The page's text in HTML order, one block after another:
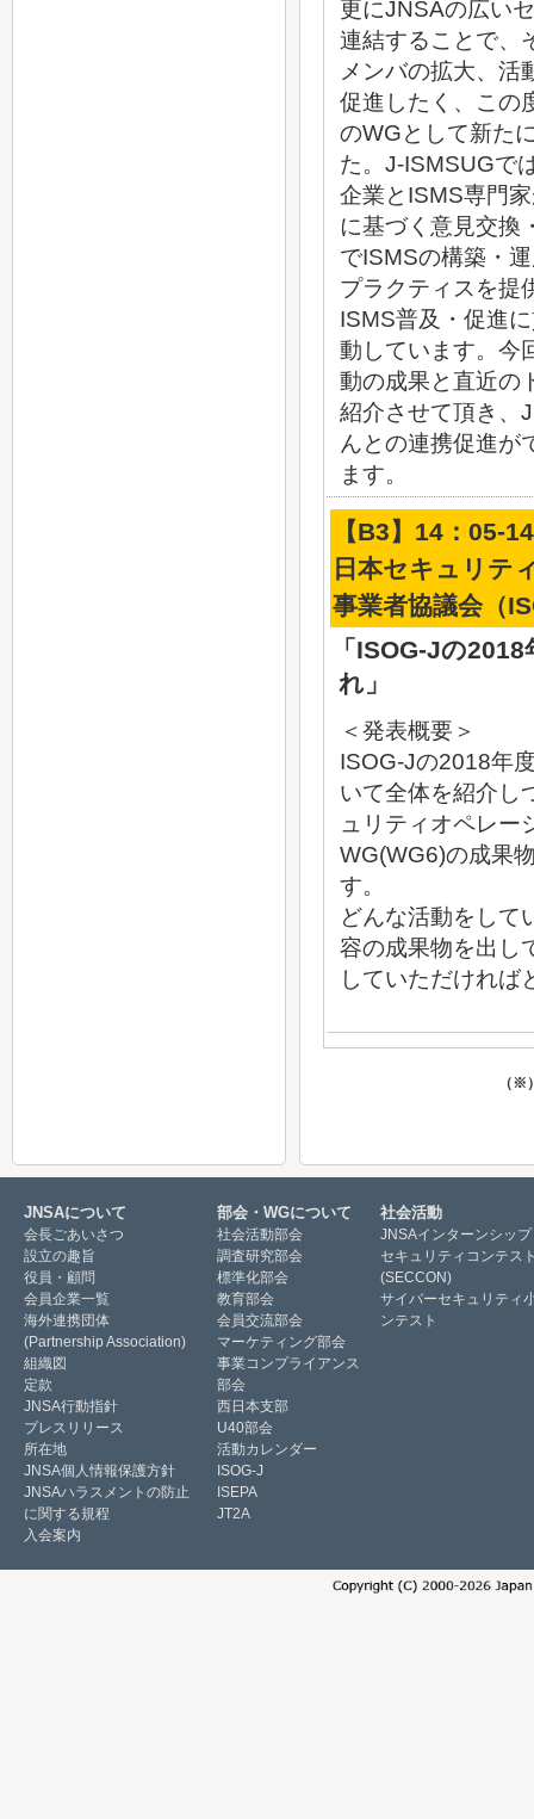
更にJNSAの広い
連結することで、
メンバの拡大、活
促進したく、この
のWGとして新た
た。J-ISMSUGで
企業とISMS専門
に基づく意見交換
でISMSの構築・
プラクティスを提
ISMS普及・促進
動しています。今
動の成果と直近の
紹介させて頂き、
んとの連携促進が
ます。
【B3】14：05-
日本セキュリテ
事業者協議会（
「ISOG-Jの
れ」
＜発表概要＞
ISOG-Jの2018年
いて全体を紹介し
ュリティオペレー
WG(WG6)の成果
す。
どんな活動をして
容の成果物を出し
していただければ
（※
JNSAについて
会長ごあいさつ
設立の趣旨
役員・顧問
会員企業一覧
海外連携団体
(Partnership Association)
組織図
定款
JNSA行動指針
プレスリリース
所在地
JNSA個人情報保護方針
JNSAハラスメントの防止
に関する規程
入会案内
部会・WGについて
社会活動部会
調査研究部会
標準化部会
教育部会
会員交流部会
マーケティング部会
事業コンプライアンス
部会
西日本支部
U40部会
活動カレンダー
ISOG-J
ISEPA
JT2A
社会活動
JNSAインターンシップ
セキュリティコンテス
(SECCON)
サイバーセキュリティ
ンテスト